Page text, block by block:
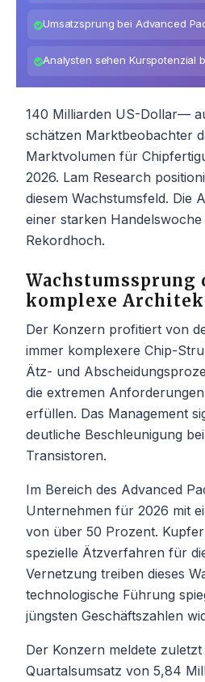
Umsatzsprung bei Advanced
Analysten sehen Kurspotenzial
140 Milliarden US-Dollar—
schätzen Marktbeobachter
Marktvolumen für
2026. Lam Research
diesem Wachstumsfeld. Die
einer starken
Rekordhoch.
Wachstumssprung
komplexe
Der Konzern profitiert von
immer komplexere Chip-
Ätz- und
die extremen
erfüllen. Das Management
deutliche Beschleunigung
Transistoren.
Im Bereich des Advanced
Unternehmen für 2026 mit
von über 50 Prozent.
spezielle Ätzverfahren für
Vernetzung treiben dieses
technologische Führung
jüngsten Geschäftszahlen
Der Konzern meldete zuletzt
Quartalsumsatz von 5,84